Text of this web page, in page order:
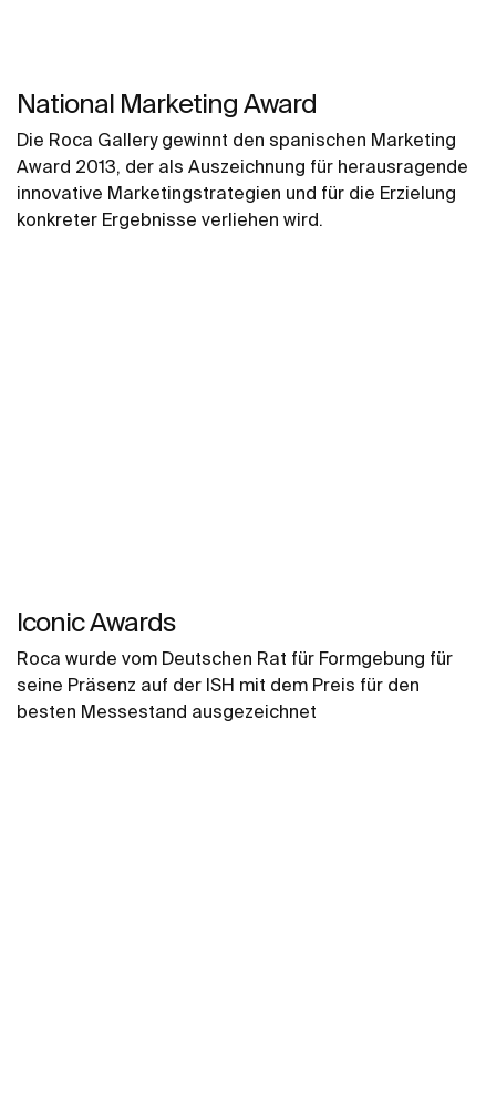
National Marketing Award
Die Roca Gallery gewinnt den spanischen Marketing
Award 2013, der als Auszeichnung für herausragende
innovative Marketingstrategien und für die Erzielung
konkreter Ergebnisse verliehen wird.
Iconic Awards
Roca wurde vom Deutschen Rat für Formgebung für
seine Präsenz auf der ISH mit dem Preis für den
besten Messestand ausgezeichnet